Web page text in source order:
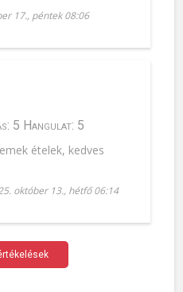
17., péntek 08:06
5 Hangulat: 5
ételek, kedves
október 13., hétfő 06:14